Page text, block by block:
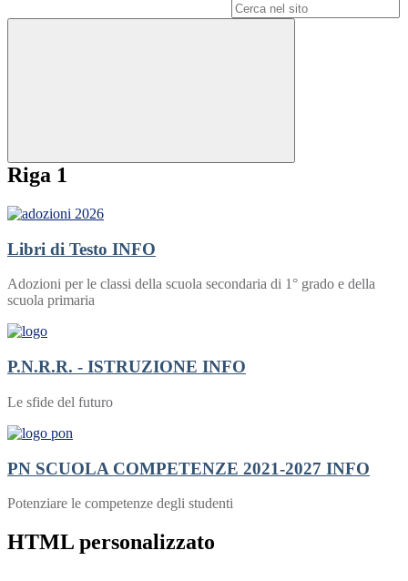
Riga 1
Libri di Testo INFO
Adozioni per le classi della scuola secondaria di 1° grado e della
scuola primaria
P.N.R.R. - ISTRUZIONE INFO
Le sfide del futuro
PN SCUOLA COMPETENZE 2021-2027 INFO
Potenziare le competenze degli studenti
HTML personalizzato